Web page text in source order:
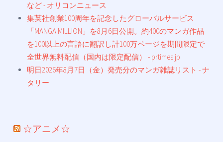
など - オリコンニュース
集英社創業100周年を記念したグローバルサービス
「MANGA MILLION」を8月6日公開。約400のマンガ作品
を100以上の言語に翻訳し計100万ページを期間限定で
全世界無料配信（国内は限定配信） - prtimes.jp
明日2026年8月7日（金）発売分のマンガ雑誌リスト - ナ
タリー
☆アニメ☆